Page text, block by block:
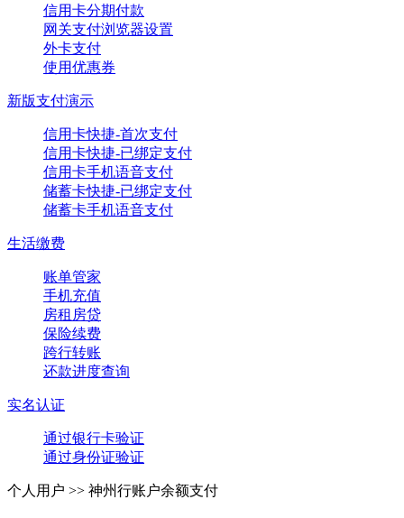
信用卡分期付款
网关支付浏览器设置
外卡支付
使用优惠券
新版支付演示
信用卡快捷-首次支付
信用卡快捷-已绑定支付
信用卡手机语音支付
储蓄卡快捷-已绑定支付
储蓄卡手机语音支付
生活缴费
账单管家
手机充值
房租房贷
保险续费
跨行转账
还款进度查询
实名认证
通过银行卡验证
通过身份证验证
个人用户 >> 神州行账户余额支付